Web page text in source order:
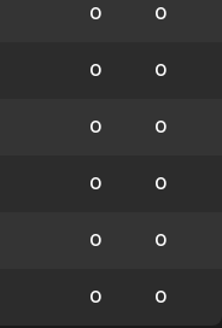
0 0
0 0
0 0
0 0
0 0
0 0